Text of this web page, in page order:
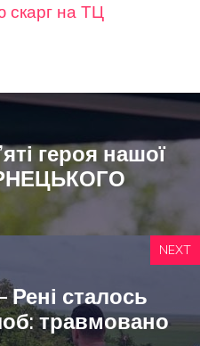
скарг на ТЦ
героя нашої
NEXT
Рені сталось
травмовано